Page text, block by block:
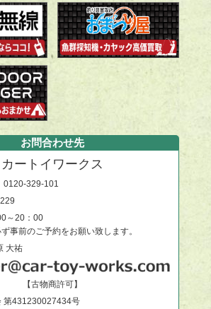
お問合わせ先
カートイワークス
0120-329-101
～20：00
事前のご予約をお願い致します。
大祐
【古物商許可】
第431230027434号